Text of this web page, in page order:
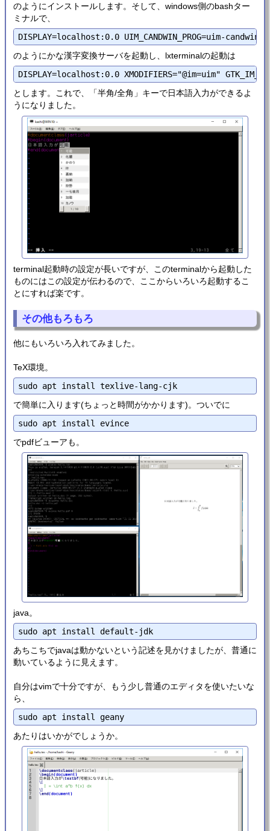
のようにインストールします。そして、windows側のbashター
ミナルで、
のようにかな漢字変換サーバを起動し、lxterminalの起動は
とします。これで、「半角/全角」キーで日本語入力ができるよ
うになりました。
terminal起動時の設定が長いですが、このterminalから起動した
ものにはこの設定が伝わるので、ここからいろいろ起動するこ
とにすれば楽です。
その他もろもろ
他にもいろいろ入れてみました。
TeX環境。
で簡単に入ります(ちょっと時間がかかります)。ついでに
でpdfビューアも。
java。
あちこちでjavaは動かないという記述を見かけましたが、普通に
動いているように見えます。
自分はvimで十分ですが、もう少し普通のエディタを使いたいな
ら、
あたりはいかがでしょうか。